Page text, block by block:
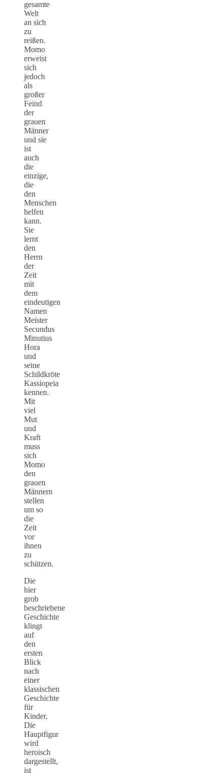
gesamte
Welt
an sich
zu
reißen.
Momo
erweist
sich
jedoch
als
großer
Feind
der
grauen
Männer
und sie
ist
auch
die
einzige,
die
den
Menschen
helfen
kann.
Sie
lernt
den
Herrn
der
Zeit
mit
dem
eindeutigen
Namen
Meister
Secundus
Minutius
Hora
und
seine
Schildkröte
Kassiopeia
kennen.
Mit
viel
Mut
und
Kraft
muss
sich
Momo
den
grauen
Männern
stellen
um so
die
Zeit
vor
ihnen
zu
schützen.
Die
hier
grob
beschriebene
Geschichte
klingt
auf
den
ersten
Blick
nach
einer
klassischen
Geschichte
für
Kinder.
Die
Hauptfigur
wird
heroisch
dargestellt,
ist